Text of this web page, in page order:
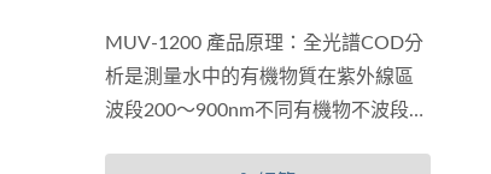
MUV-1200 產品原理：全光譜COD分
析是測量水中的有機物質在紫外線區
波段200〜900nm不同有機物不波段的